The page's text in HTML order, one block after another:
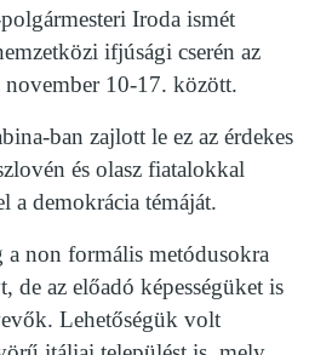
Iroda ismét
ifjúsági cserén az
10-17. között.
ban zajlott le ez az érdekes
és olasz fiatalokkal
a demokrácia témáját.
non formális metódusokra
de az előadó képességüket is
Lehetőségük volt